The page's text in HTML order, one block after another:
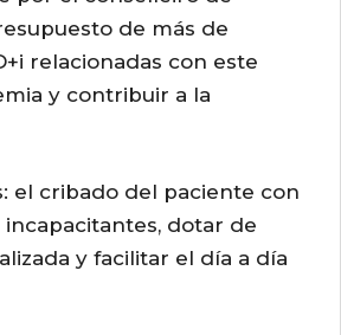
de más de
relacionadas con este
y contribuir a la
el cribado del paciente con
dotar de
y facilitar el día a día